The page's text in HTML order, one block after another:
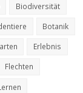
Biodiversität
Botanik
Erlebnis
Flechten